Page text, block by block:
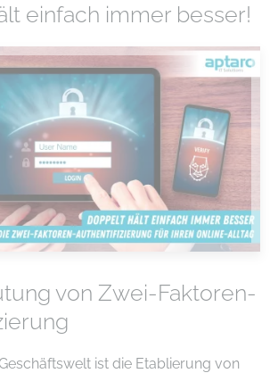
einfach immer besser!
von Zwei-Faktoren-
ist die Etablierung von